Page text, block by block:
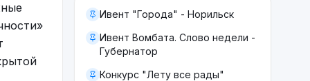
Ивент "Города" - Норильск
Ивент Вомбата. Слово недели -
Губернатор
Конкурс "Лету все рады"